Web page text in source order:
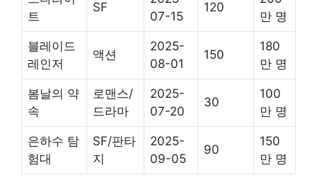
트
SF
07-15
120
만 명
블레이드
레인저
액션
2025-
08-01
150
180
만 명
봄날의 약
속
로맨스/
드라마
2025-
07-20
30
100
만 명
은하수 탐
험대
SF/판타
지
2025-
09-05
90
150
만 명